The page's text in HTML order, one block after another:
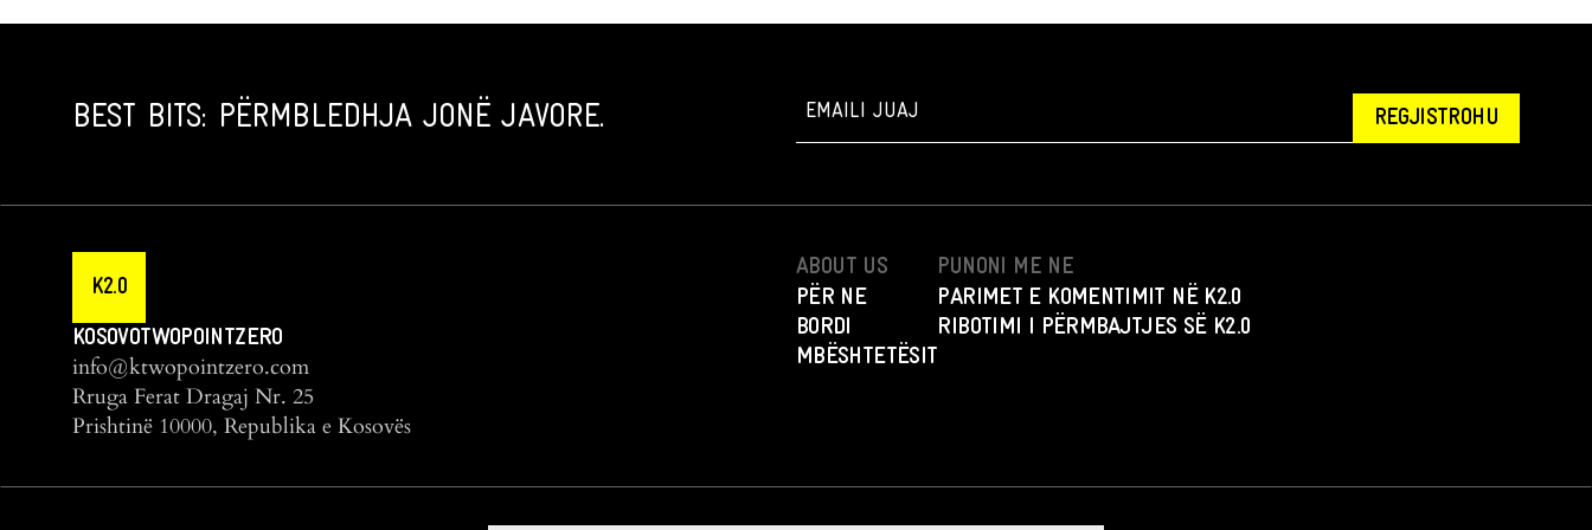
BEST BITS: PËRMBLEDHJA JONË JAVORE. REGJISTROHU
K2.0
KOSOVOTWOPOINTZERO
info@ktwopointzero.com
Rruga Ferat Dragaj Nr. 25
Prishtinë 10000, Republika e Kosovës
ABOUT US
PËR NE
BORDI
MBËSHTETËSIT
PUNONI ME NE
PARIMET E KOMENTIMIT NË K2.0
RIBOTIMI I PËRMBAJTJES SË K2.0